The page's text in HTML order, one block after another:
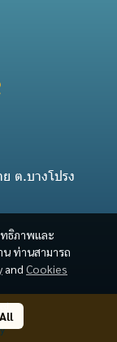
ธิภาพและ
ท่านสามารถ
and Cookies
ต.บางโปรง